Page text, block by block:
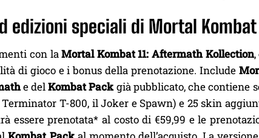
edizioni speciali di Mortal Kombat
con laMortal Kombat 11: Aftermath Kollection
di gioco e i bonus della prenotazione. Include
e delKombat Packgià pubblicato, che contiene
T-800, il Joker e Spawn) e 25 skin
essere prenotata* al costo di €59,99 e le